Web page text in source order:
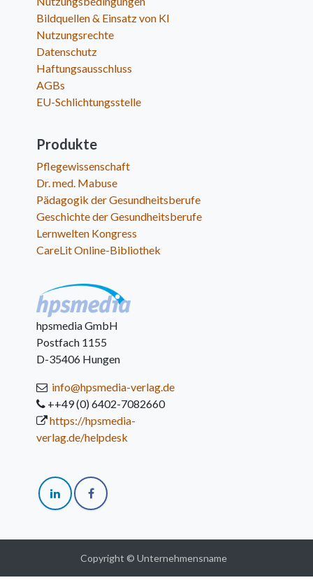
Bildquellen & Einsatz von KI
Nutzungsrechte
Datenschutz
Haftungsausschluss
AGBs
EU-Schlichtungsstelle
Produkte
Pflegewissenschaft
Dr. med. Mabuse
Pädagogik der Gesundheitsberufe
Geschichte der Gesundheitsberufe
Lernwelten Kongress
CareLit Online-Bibliothek
hpsmedia GmbH
Postfach 1155
D-35406 Hungen
info@hpsmedia-verlag.de
++49 (0) 6402-7082660
https://hpsmedia-
verlag.de/helpdesk
Copyright © Unternehmensname